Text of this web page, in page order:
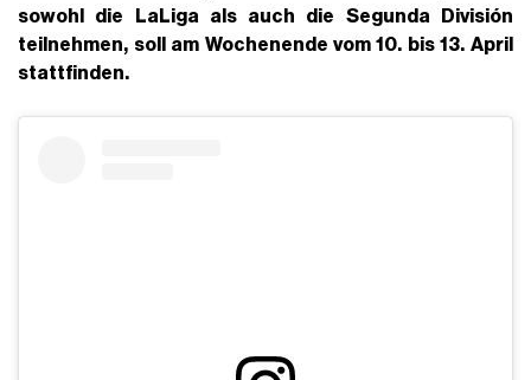
sowohl die LaLiga als auch die Segunda División
teilnehmen, soll am Wochenende vom 10. bis 13. April
stattfinden.